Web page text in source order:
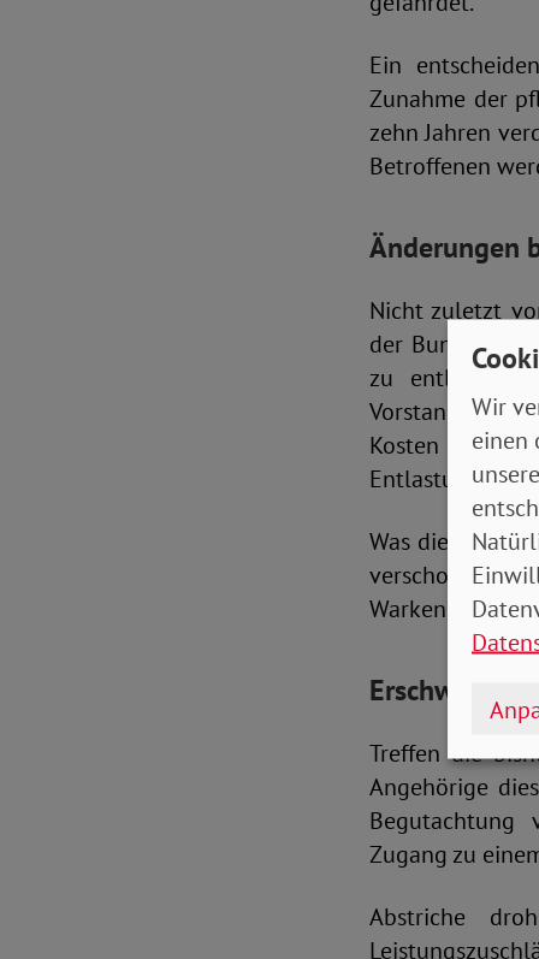
Ein
Zunahme der
zehn Jahren
Betroffenen
Änderungen
Nicht zuletzt
der
zu entlasten,
Kosten der
Entlastungen
Was die
verschoben,
Warken selbst
Erschwerter
Treffen die
Angehörige
Begutachtung
Zugang zu
Abstriche
Wir
einen